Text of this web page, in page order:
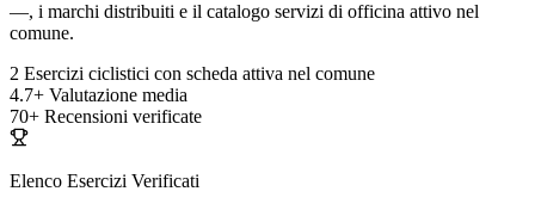
—, i marchi distribuiti e il catalogo servizi di officina attivo nel
comune.
2 Esercizi ciclistici con scheda attiva nel comune
4.7+ Valutazione media
70+ Recensioni verificate
Elenco Esercizi Verificati